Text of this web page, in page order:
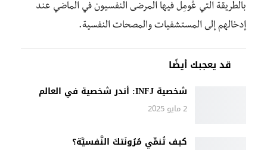
بالطريقة التي عُومِل فيها المرضى النفسيون في الماضي عند
إدخالهم إلى المستشفيات والمصحات النفسية.
قد يعجبك أيضًا
شخصية INFJ: أندر شخصية في العالم
2 مايو 2025
كيف تُنمِّي مُرُونَتكَ النَّفسيَّة؟